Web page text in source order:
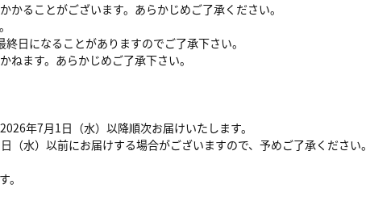
ることがございます。あらかじめご了承ください。
日になることがありますのでご了承下さい。
ます。あらかじめご了承下さい。
年7月1日（水）以降順次お届けいたします。
水）以前にお届けする場合がございますので、予めご了承ください。